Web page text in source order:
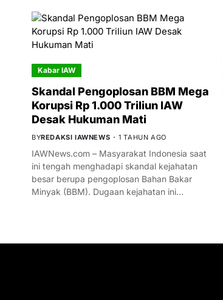
Kabar IAW
Skandal Pengoplosan BBM Mega
Korupsi Rp 1.000 Triliun IAW
Desak Hukuman Mati
BYREDAKSI IAWNEWS 1 TAHUN AGO
IAWNews.com – Masyarakat Indonesia saat
ini tengah menghadapi skandal kejahatan
besar berupa pengoplosan Bahan Bakar
Minyak (BBM). Dugaan kejahatan ini…